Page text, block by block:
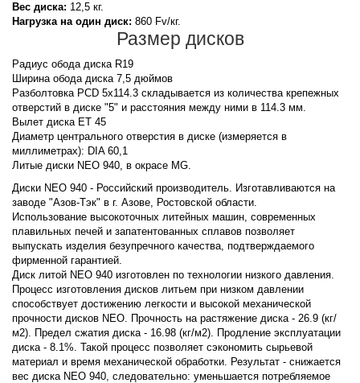
Вес диска: 12,5 кг.
Нагрузка на один диск: 860 Fv/кг.
Размер дисков
Радиус обода диска R19
Ширина обода диска 7,5 дюймов
Разболтовка PCD 5x114.3 складывается из количества крепежных
отверстий в диске "5" и расстояния между ними в 114.3 мм.
Вылет диска ET 45
Диаметр центрального отверстия в диске (измеряется в
миллиметрах): DIA 60,1
Литые диски NEO 940, в окрасе MG.
Диски NEO 940 - Российский производитель. Изготавливаются на
заводе "Азов-Тэк" в г. Азове, Ростовской области.
Использование высокоточных литейных машин, современных
плавильных печей и запатентованных сплавов позволяет
выпускать изделия безупречного качества, подтверждаемого
фирменной гарантией.
Диск литой NEO 940 изготовлен по технологии низкого давления.
Процесс изготовления дисков литьем при низком давлении
способствует достижению легкости и высокой механической
прочности дисков NEO. Прочность на растяжение диска - 26.9 (кг/
м2). Предел сжатия диска - 16.98 (кг/м2). Продление эксплуатации
диска - 8.1%. Такой процесс позволяет сэкономить сырьевой
материал и время механической обработки. Результат - снижается
вес диска NEO 940, следовательно: уменьшается потребляемое